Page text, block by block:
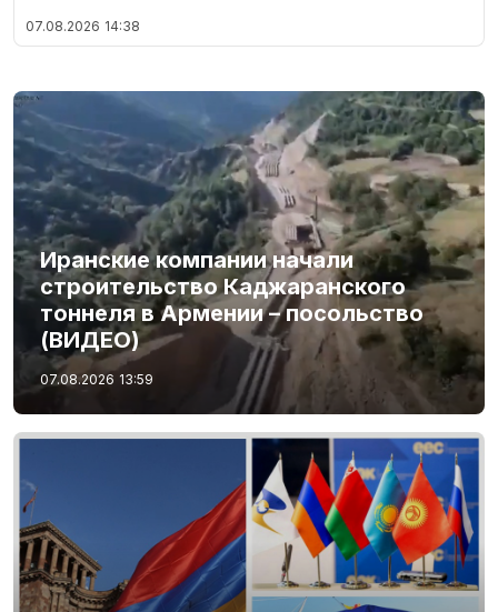
07.08.2026 14:38
Иранские компании начали
строительство Каджаранского
тоннеля в Армении – посольство
(ВИДЕО)
07.08.2026 13:59